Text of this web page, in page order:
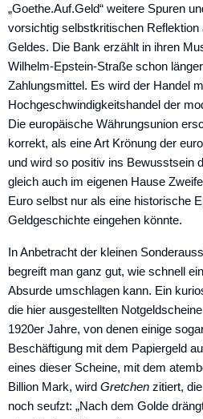
„Goethe.Auf.Geld“ weitere Spuren
vorsichtig selbstkritischen
Geldes. Die Bank erzählt in ihren
Wilhelm-Epstein-Straße schon
Zahlungsmittel. Es wird der Handel
Hochgeschwindigkeitshandel der
Die europäische ­Währungsunion
korrekt, als eine Art Krönung der
und wird so positiv ins Bewusst­sein
gleich auch im eigenen Hause
Euro selbst nur als eine historische
Geldgeschichte eingehen könnte.
In Anbetracht der kleinen
begreift man ganz gut, wie schnell
Absurde umschlagen kann. Ein
die hier ausgestellten
1920er Jahre, von ­denen einige
Beschäftigung mit dem Papiergeld
eines dieser Scheine, mit dem
Billion Mark, wird Gretchen zitiert,
noch seufzt: „Nach dem ­Golde